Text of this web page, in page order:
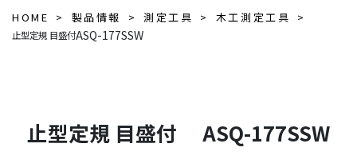
HOME 製品情報 測定工具 木工測定工具
止型定規 目盛付ASQ-177SSW
止型定規 目盛付 ASQ-177SSW